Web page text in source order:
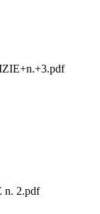
2.pdf